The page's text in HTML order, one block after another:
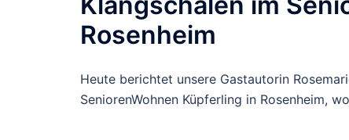
Rosenheim
Heute berichtet unsere Gastautorin
SeniorenWohnen Küpferling in Rosenheim,